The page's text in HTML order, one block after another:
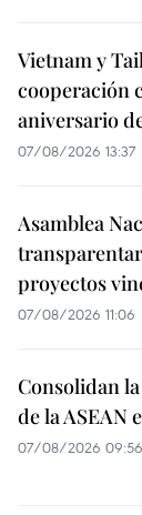
Vietnam y
cooperación
aniversario
07/08/2026 13:37
Asamblea
proyectos
07/08/2026 11:06
Consolidan
de la ASEAN
07/08/2026 09:56